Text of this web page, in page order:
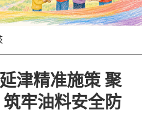
津精准施策 聚
牢油料安全防